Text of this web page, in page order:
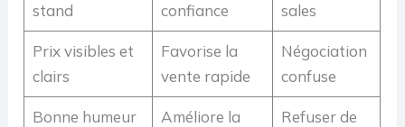
stand
confiance
sales
Prix visibles et
clairs
Favorise la
vente rapide
Négociation
confuse
Bonne humeur
Améliore la
Refuser de